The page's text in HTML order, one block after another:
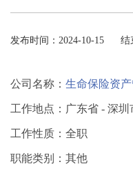
发布时间：2024-10-15 结
公司名称： 生命保险资
工作地点：广东省 - 深圳
工作性质：全职
职能类别：其他